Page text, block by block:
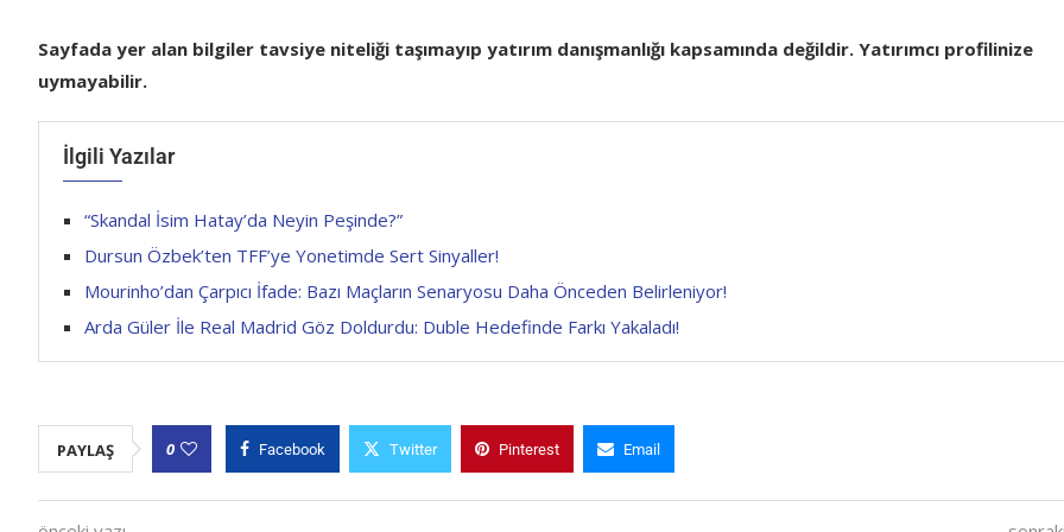
Sayfada yer alan bilgiler tavsiye niteliği taşımayıp yatırım danışmanlığı kapsamında değildir. Yatırımcı profilinize
uymayabilir.
İlgili Yazılar
“Skandal İsim Hatay’da Neyin Peşinde?”
Dursun Özbek’ten TFF’ye Yonetimde Sert Sinyaller!
Mourinho’dan Çarpıcı İfade: Bazı Maçların Senaryosu Daha Önceden Belirleniyor!
Arda Güler İle Real Madrid Göz Doldurdu: Duble Hedefinde Farkı Yakaladı!
PAYLAŞ 0 Facebook Twitter Pinterest Email